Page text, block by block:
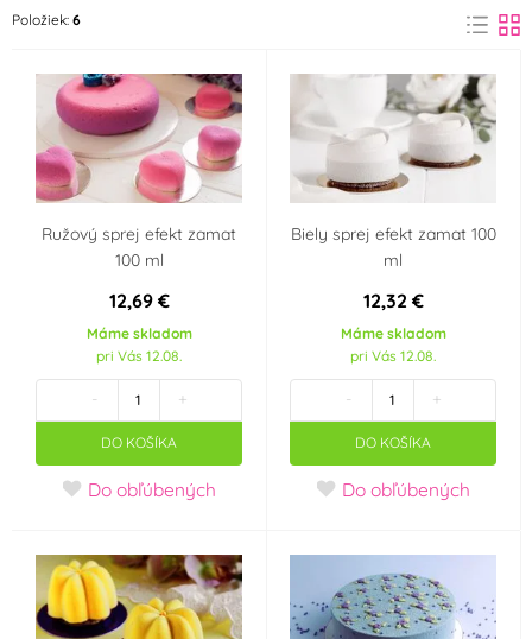
FunCakes
Farba
Bílá (1) Červená (1)
Modrá (1) Růžová
Žlutá (1)
Krajina pôvodu
Položiek: 6
Ružový sprej efekt zamat
100 ml
12,69 €
Máme skladom
pri Vás 12.08.
- +
DO KOŠÍKA
Do obľúbených
Biely sprej efekt zamat 100
ml
12,32 €
Máme skladom
pri Vás 12.08.
- +
DO KOŠÍKA
Do obľúbených